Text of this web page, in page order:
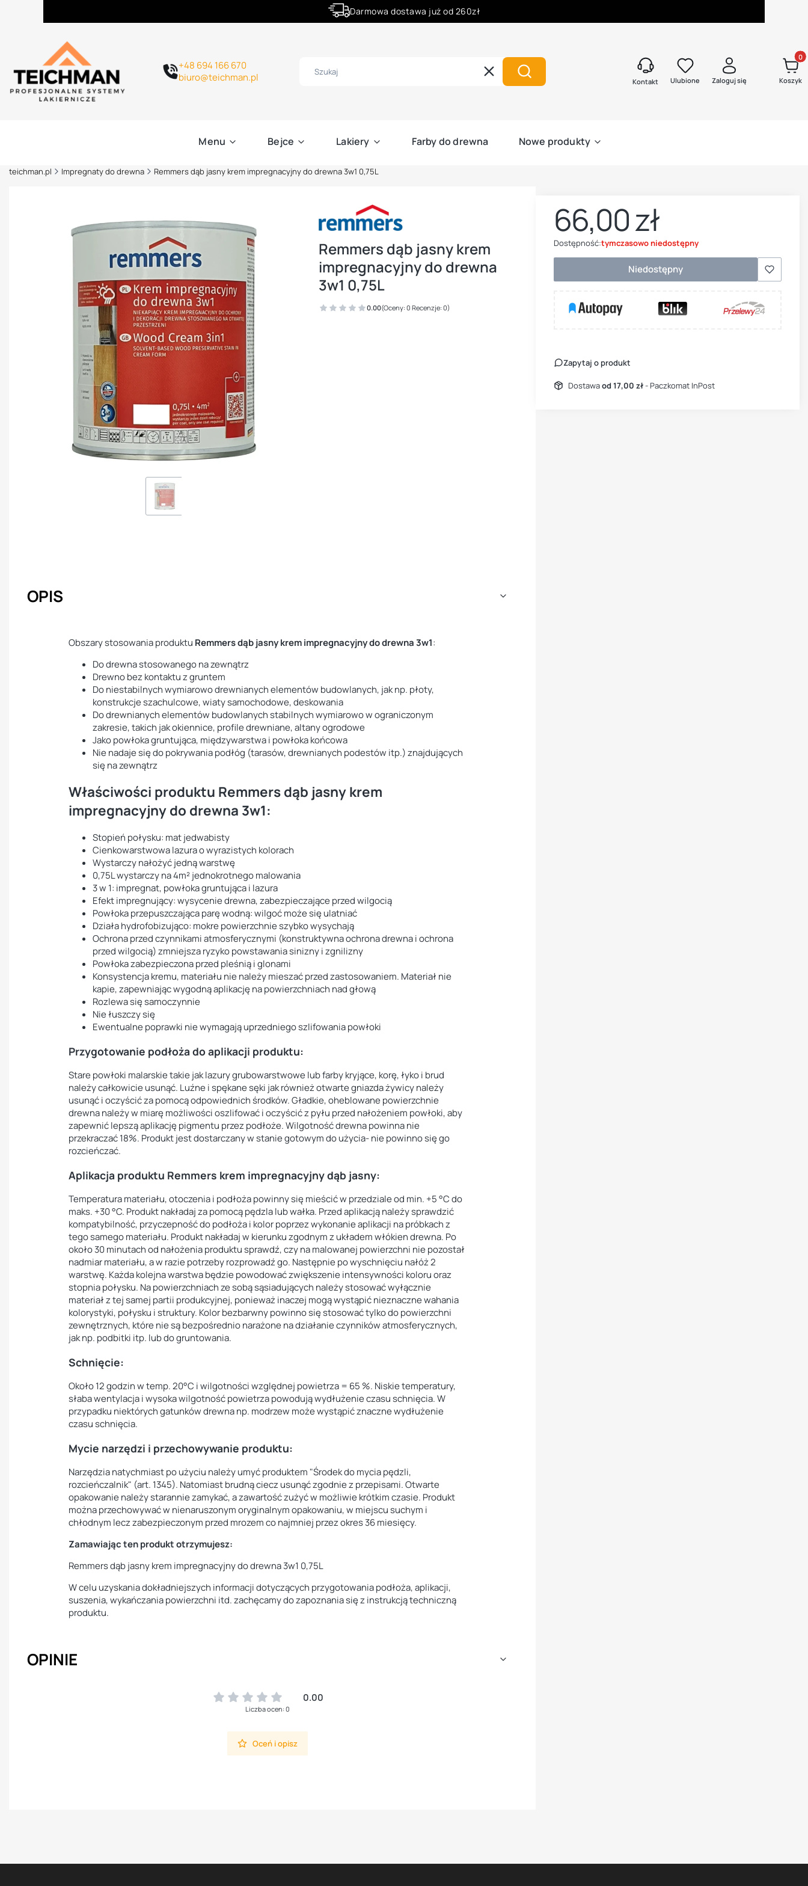
Darmowa dostawa już od 260zł
+48 694 166 670
biuro@teichman.pl
Wyczyść Szukaj Kontakt Ulubione Zaloguj się Koszyk
Menu Bejce Lakiery Farby do drewna Nowe produkty
teichman.pl Impregnaty do drewna Remmers dąb jasny krem impregnacyjny do drewna 3w1 0,75L
Remmers dąb jasny krem
impregnacyjny do drewna
3w1 0,75L
0.00(Oceny: 0 Recenzje: 0)
OPIS
Obszary stosowania produktu Remmers dąb jasny krem impregnacyjny do drewna 3w1:
Do drewna stosowanego na zewnątrz
Drewno bez kontaktu z gruntem
Do niestabilnych wymiarowo drewnianych elementów budowlanych, jak np. płoty,
konstrukcje szachulcowe, wiaty samochodowe, deskowania
Do drewnianych elementów budowlanych stabilnych wymiarowo w ograniczonym
zakresie, takich jak okiennice, profile drewniane, altany ogrodowe
Jako powłoka gruntująca, międzywarstwa i powłoka końcowa
Nie nadaje się do pokrywania podłóg (tarasów, drewnianych podestów itp.) znajdujących
się na zewnątrz
Właściwości produktu Remmers dąb jasny krem
impregnacyjny do drewna 3w1:
Stopień połysku: mat jedwabisty
Cienkowarstwowa lazura o wyrazistych kolorach
Wystarczy nałożyć jedną warstwę
0,75L wystarczy na 4m² jednokrotnego malowania
3 w 1: impregnat, powłoka gruntująca i lazura
Efekt impregnujący: wysycenie drewna, zabezpieczające przed wilgocią
Powłoka przepuszczająca parę wodną: wilgoć może się ulatniać
Działa hydrofobizująco: mokre powierzchnie szybko wysychają
Ochrona przed czynnikami atmosferycznymi (konstruktywna ochrona drewna i ochrona
przed wilgocią) zmniejsza ryzyko powstawania sinizny i zgnilizny
Powłoka zabezpieczona przed pleśnią i glonami
Konsystencja kremu, materiału nie należy mieszać przed zastosowaniem. Materiał nie
kapie, zapewniając wygodną aplikację na powierzchniach nad głową
Rozlewa się samoczynnie
Nie łuszczy się
Ewentualne poprawki nie wymagają uprzedniego szlifowania powłoki
Przygotowanie podłoża do aplikacji produktu:
Stare powłoki malarskie takie jak lazury grubowarstwowe lub farby kryjące, korę, łyko i brud
należy całkowicie usunąć. Luźne i spękane sęki jak również otwarte gniazda żywicy należy
usunąć i oczyścić za pomocą odpowiednich środków. Gładkie, oheblowane powierzchnie
drewna należy w miarę możliwości oszlifować i oczyścić z pyłu przed nałożeniem powłoki, aby
zapewnić lepszą aplikację pigmentu przez podłoże. Wilgotność drewna powinna nie
przekraczać 18%. Produkt jest dostarczany w stanie gotowym do użycia- nie powinno się go
rozcieńczać.
Aplikacja produktu Remmers krem impregnacyjny dąb jasny:
Temperatura materiału, otoczenia i podłoża powinny się mieścić w przedziale od min. +5 °C do
maks. +30 °C. Produkt nakładaj za pomocą pędzla lub wałka. Przed aplikacją należy sprawdzić
kompatybilność, przyczepność do podłoża i kolor poprzez wykonanie aplikacji na próbkach z
tego samego materiału. Produkt nakładaj w kierunku zgodnym z układem włókien drewna. Po
około 30 minutach od nałożenia produktu sprawdź, czy na malowanej powierzchni nie pozostał
nadmiar materiału, a w razie potrzeby rozprowadź go. Następnie po wyschnięciu nałóż 2
warstwę. Każda kolejna warstwa będzie powodować zwiększenie intensywności koloru oraz
stopnia połysku. Na powierzchniach ze sobą sąsiadujących należy stosować wyłącznie
materiał z tej samej partii produkcyjnej, ponieważ inaczej mogą wystąpić nieznaczne wahania
kolorystyki, połysku i struktury. Kolor bezbarwny powinno się stosować tylko do powierzchni
zewnętrznych, które nie są bezpośrednio narażone na działanie czynników atmosferycznych,
jak np. podbitki itp. lub do gruntowania.
Schnięcie:
Około 12 godzin w temp. 20°C i wilgotności względnej powietrza = 65 %. Niskie temperatury,
słaba wentylacja i wysoka wilgotność powietrza powodują wydłużenie czasu schnięcia. W
przypadku niektórych gatunków drewna np. modrzew może wystąpić znaczne wydłużenie
czasu schnięcia.
Mycie narzędzi i przechowywanie produktu:
Narzędzia natychmiast po użyciu należy umyć produktem "Środek do mycia pędzli,
rozcieńczalnik" (art. 1345). Natomiast brudną ciecz usunąć zgodnie z przepisami. Otwarte
opakowanie należy starannie zamykać, a zawartość zużyć w możliwie krótkim czasie. Produkt
można przechowywać w nienaruszonym oryginalnym opakowaniu, w miejscu suchym i
chłodnym lecz zabezpieczonym przed mrozem co najmniej przez okres 36 miesięcy.
Zamawiając ten produkt otrzymujesz:
Remmers dąb jasny krem impregnacyjny do drewna 3w1 0,75L
W celu uzyskania dokładniejszych informacji dotyczących przygotowania podłoża, aplikacji,
suszenia, wykańczania powierzchni itd. zachęcamy do zapoznania się z instrukcją techniczną
produktu.
OPINIE
0.00
Liczba ocen: 0
Oceń i opisz
Cena
66,00 zł
Dostępność:tymczasowo niedostępny
Niedostępny
Zapytaj o produkt
Dostawaod 17,00 zł- Paczkomat InPost